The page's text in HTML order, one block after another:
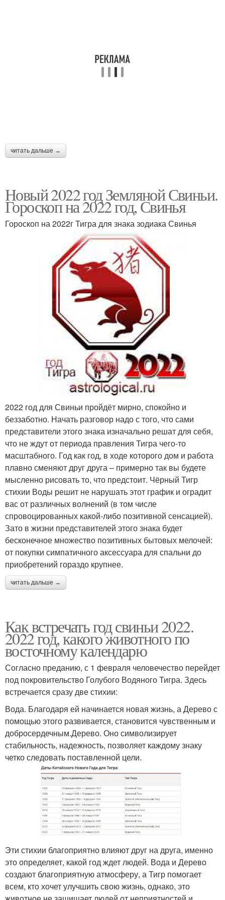
читать дальше →
Новый 2022 год Земляной Свиньи.
Гороскоп на 2022 год, Свинья
Гороскоп на 2022г Тигра для знака зодиака Свинья
2022 год для Свиньи пройдёт мирно, спокойно и
беззаботно. Начать разговор надо с того, что сами
представители этого знака изначально решат для себя,
что не ждут от периода правления Тигра чего-то
масштабного. Год как год, в ходе которого дом и работа
плавно сменяют друг друга – примерно так вы будете
мысленно рисовать то, что предстоит. Чёрный Тигр
стихии Воды решит не нарушать этот график и оградит
вас от различных волнений (в том числе
спровоцированных какой-либо позитивной сенсацией).
Зато в жизни представителей этого знака будет
бесконечное множество позитивных бытовых мелочей:
от покупки симпатичного аксессуара для спальни до
приобретений гораздо крупнее.
читать дальше →
Как встречать год свиньи 2022.
2022 год, какого животного по
восточному календарю
Согласно преданию, с 1 февраля человечество перейдет
под покровительство Голубого Водяного Тигра. Здесь
встречается сразу две стихии:
Вода. Благодаря ей начинается новая жизнь, а Дерево с
помощью этого развивается, становится чувственным и
добросердечным.Дерево. Оно символизирует
стабильность, надежность, позволяет каждому знаку
четко следовать поставленной цели.
Эти стихии благоприятно влияют друг на друга, именно
это определяет, какой год ждет людей. Вода и Дерево
создают благоприятную атмосферу, а Тигр помогает
всем, кто хочет улучшить свою жизнь, однако, это